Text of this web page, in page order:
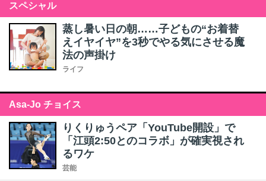
スペシャル
蒸し暑い日の朝……子どもの“お着替
えイヤイヤ”を3秒でやる気にさせる魔
法の声掛け
ライフ
Asa-Jo チョイス
りくりゅうペア「YouTube開設」で
「江頭2:50とのコラボ」が確実視され
るワケ
芸能